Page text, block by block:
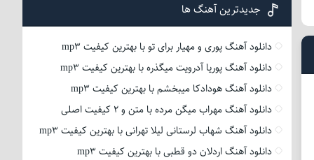
جدیدترین آهنگ ها
دانلود آهنگ پوری و مهیار برای تو با بهترین کیفیت mp3
دانلود آهنگ پوریا آدرویت میگذره با بهترین کیفیت mp3
دانلود آهنگ هودادکا میبخشم با بهترین کیفیت mp3
دانلود آهنگ مهراب میگن مرده با متن و 2 کیفیت اصلی
دانلود آهنگ شهاب لرستانی لیلا تهرانی با بهترین کیفیت mp3
دانلود آهنگ اردلان دو قطبی با بهترین کیفیت mp3